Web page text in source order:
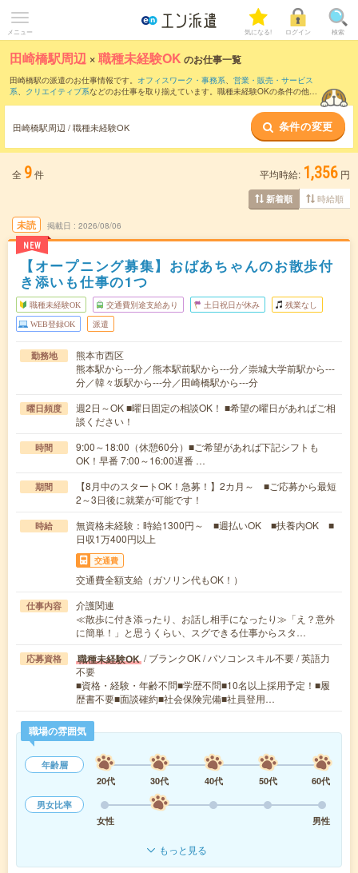
メニュー 気になる! ログイン 検索
田崎橋駅周辺 ×職種未経験OK のお仕事一覧
田崎橋駅の派遣のお仕事情報です。 オフィスワーク・事務系、 営業・販売・サービス
系、 クリエイティブ系などのお仕事を取り揃えています。職種未経験OKの条件の他
田崎橋駅周辺 / 職種未経験OK 条件の変更
全 9件 平均時給: 1,356 円
新着順 時給順
未読
NEW
掲載日 2026/08/06
【オープニング募集】おばあちゃんのお散歩付
き添いも仕事の1つ
職種未経験OK 交通費別途支給あり 土日祝日が休み 残業なし
WEB登録OK 派遣
勤務地
熊本市西区
熊本駅から---分／熊本駅前駅から---分／崇城大学前駅から---
分／韓々坂駅から---分／田崎橋駅から---分
曜日頻度
週2日～OK ■曜日固定の相談OK！ ■希望の曜日があればご相
談ください！
時間
9:00～18:00（休憩60分）■ご希望があれば下記シフトも
OK！早番 7:00～16:00遅番 …
期間
【8月中のスタートOK！急募！】2カ月～ ■ご応募から最短
2～3日後に就業が可能です！
時給
無資格未経験：時給1300円～ ■週払いOK ■扶養内OK ■
日収1万400円以上
交通費
交通費全額支給（ガソリン代もOK！）
仕事内容
介護関連
≪散歩に付き添ったり、お話し相手になったり≫「え？意外
に簡単！」と思うくらい、スグできる仕事からスタ…
応募資格 職種未経験OK / ブランクOK / パソコンスキル不要 / 英語力
不要
■資格・経験・年齢不問■学歴不問■10名以上採用予定！■履
歴書不要■面談確約■社会保険完備■社員登用…
職場の雰囲気
年齢層
20代
30代 40代 50代
60代
男女比率
女性
男性
もっと見る